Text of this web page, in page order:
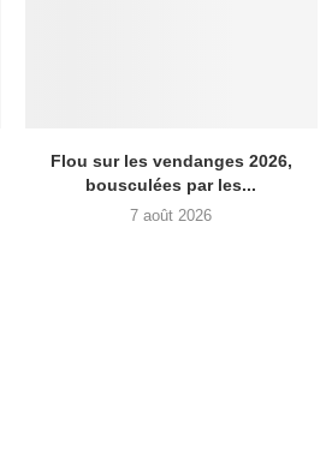
Flou sur les vendanges 2026,
bousculées par les...
7 août 2026